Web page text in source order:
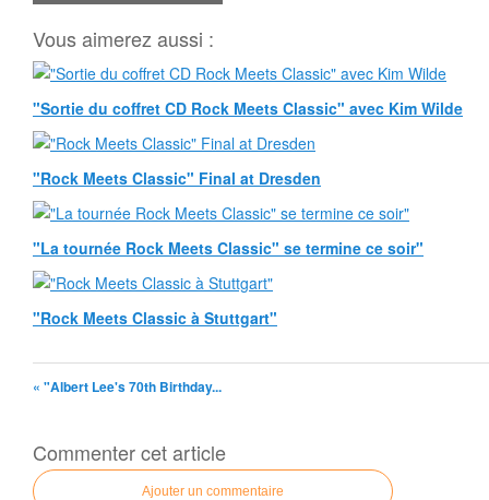
Vous aimerez aussi :
"Sortie du coffret CD Rock Meets Classic" avec Kim Wilde
"Rock Meets Classic" Final at Dresden
"La tournée Rock Meets Classic" se termine ce soir"
"Rock Meets Classic à Stuttgart"
« "Albert Lee's 70th Birthday...
Commenter cet article
Ajouter un commentaire